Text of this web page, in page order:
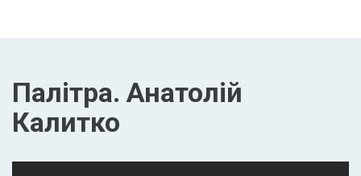
Палітра. Анатолій
Калитко